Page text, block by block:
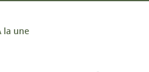
la une